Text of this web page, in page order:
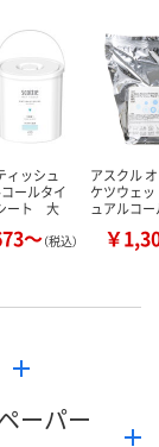
ィッシュ
コールタイ
ート 大
～（税込）
アスクル
ケツウェ
ュアルコ
￥
ーパー